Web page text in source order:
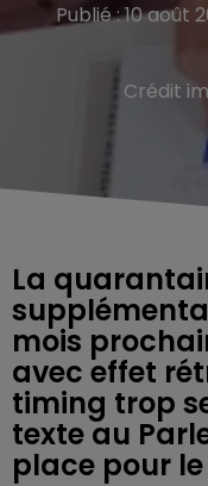
Publié : 10 août
Crédit
La
mois
avec effet
timing trop
texte au
place pour